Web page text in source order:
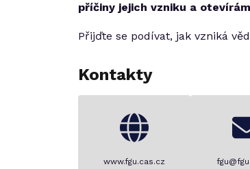
příčiny jejich vzniku a
Přijďte se podívat, jak vzniká
Kontakty
www.fgu.cas.cz